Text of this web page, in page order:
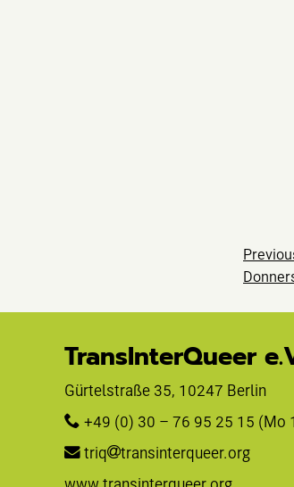
TransInterQueer
Gürtelstraße 35, 10247 Berlin
+49 (0) 30 – 76 95 25 15 (Mo
triq
transinterqueer.org